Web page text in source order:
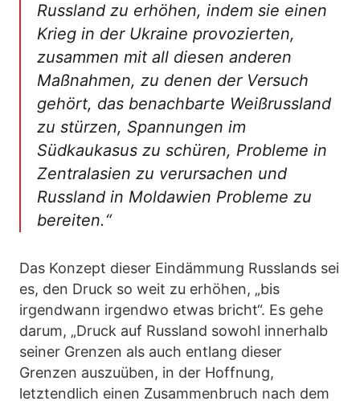
Russland zu erhöhen, indem sie einen
Krieg in der Ukraine provozierten,
zusammen mit all diesen anderen
Maßnahmen, zu denen der Versuch
gehört, das benachbarte Weißrussland
zu stürzen, Spannungen im
Südkaukasus zu schüren, Probleme in
Zentralasien zu verursachen und
Russland in Moldawien Probleme zu
bereiten.“
Das Konzept dieser Eindämmung Russlands sei
es, den Druck so weit zu erhöhen, „bis
irgendwann irgendwo etwas bricht“. Es gehe
darum, „Druck auf Russland sowohl innerhalb
seiner Grenzen als auch entlang dieser
Grenzen auszuüben, in der Hoffnung,
letztendlich einen Zusammenbruch nach dem